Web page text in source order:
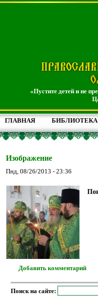
«Пустите детей и не
ГЛАВНАЯ БИБЛИОТЕКА
Изображение
Пнд, 08/26/2013 - 23:36
Добавить комментарий
Поиск на сайте: